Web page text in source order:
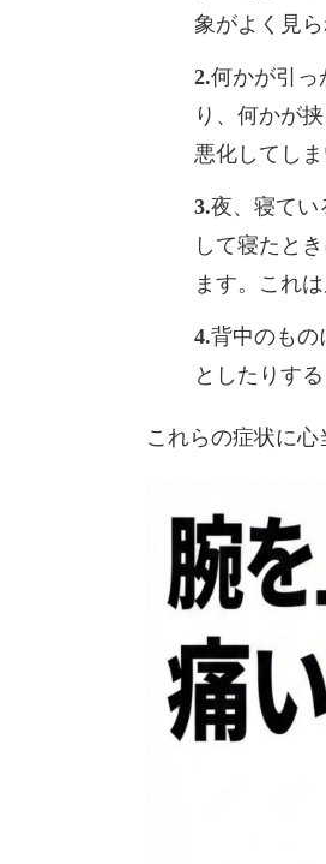
象がよく見ら
何かが引っ
り、何かが
悪化してしま
夜、寝てい
して寝たと
ます。これ
背中のもの
としたりす
これらの症状に